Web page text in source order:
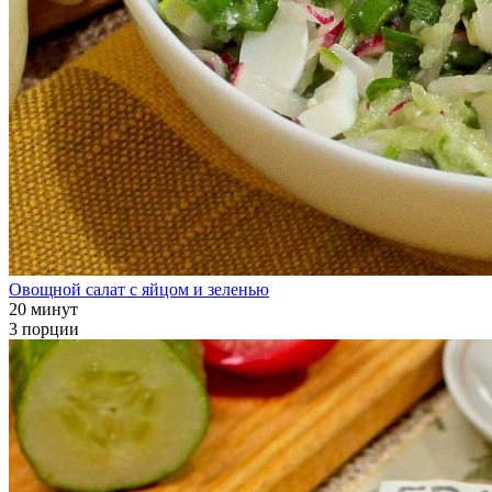
Овощной салат с яйцом и зеленью
20 минут
3 порции